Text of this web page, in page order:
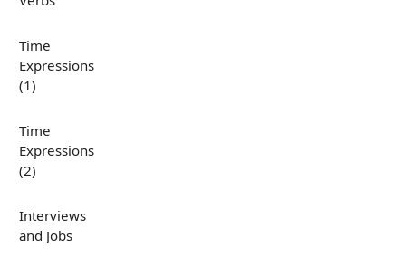
Time
Expressions
(1)
Time
Expressions
(2)
Interviews
and Jobs